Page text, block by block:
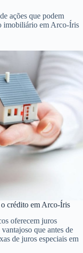
ações que podem
imobiliário em Arco-Íris
crédito em Arco-Íris
oferecem juros
que antes de
de juros especiais em